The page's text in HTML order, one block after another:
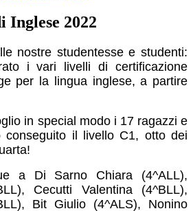
2022
nostre studentesse e studenti:
i vari livelli di certificazione
per la lingua inglese, a partire
in special modo i 17 ragazzi e
conseguito il livello C1, otto dei
a Di Sarno Chiara (4^ALL),
Cecutti Valentina (4^BLL),
Bit Giulio (4^ALS), Nonino